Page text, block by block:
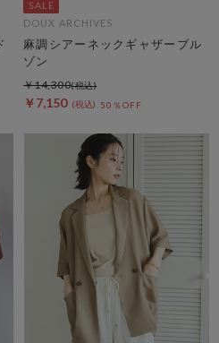
DOUX ARCHIVES
麻調シアーネックギャザーブル
ゾン
￥7,150 50％OFF
￥14,300